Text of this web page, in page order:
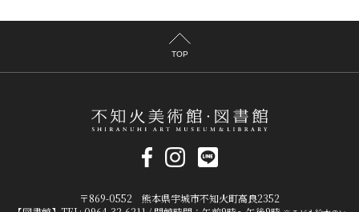
TOP
〒869-0552 熊本県宇城市不知火町高良2352